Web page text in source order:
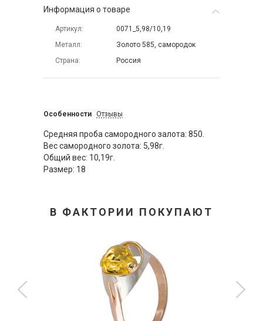
Информация о товаре
Артикул
0071_5,98/10,19
Металл
Золото 585, самородок
Страна
Россия
Особенности Отзывы
Средняя проба самородного залота: 850.
Вес самородного золота: 5,98г.
Общий вес: 10,19г.
Размер: 18
В ФАКТОРИИ ПОКУПАЮТ